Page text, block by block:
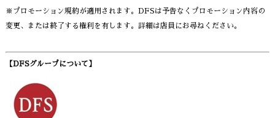
※プロモーション規約が適用されます。DFSは予告なくプロモーション内容の
変更、または終了する権利を有します。詳細は店員にお尋ねください。
【DFSグループについて】